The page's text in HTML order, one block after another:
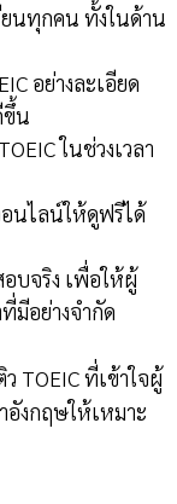
ยนทุกคน ทั้งในด้าน
อย่างละเอียด
ขึ้น
ในช่วงเวลา
นไลน์ให้ดูฟรีได้
บจริง เพื่อให้ผู้
มีอย่างจำกัด
TOEIC ที่เข้าใจผู้
อังกฤษให้เหมาะ